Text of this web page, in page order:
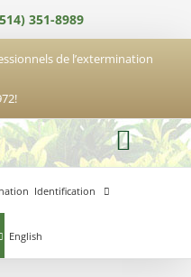
351-8989
de l’extermination
Identification
English